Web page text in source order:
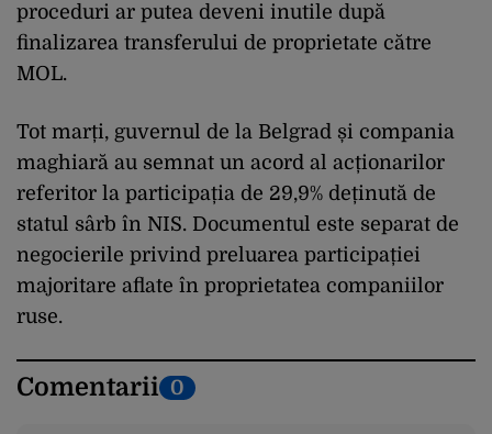
proceduri ar putea deveni inutile după
finalizarea transferului de proprietate către
MOL.
Tot marți, guvernul de la Belgrad și compania
maghiară au semnat un acord al acționarilor
referitor la participația de 29,9% deținută de
statul sârb în NIS. Documentul este separat de
negocierile privind preluarea participației
majoritare aflate în proprietatea companiilor
ruse.
Comentarii 0